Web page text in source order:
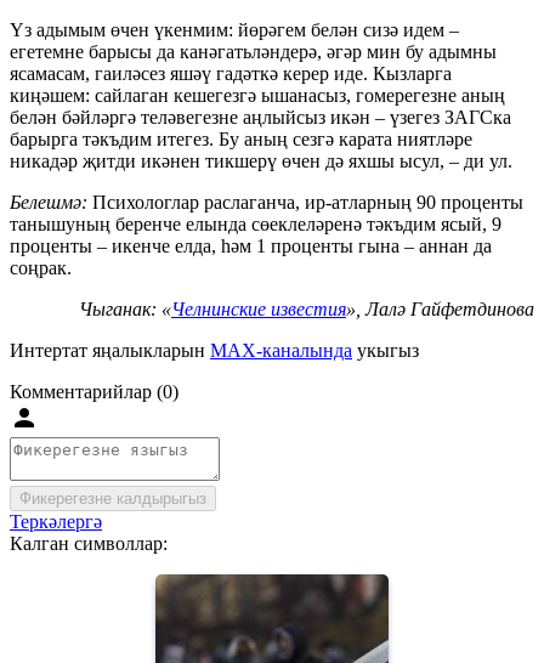
Үз адымым өчен үкенмим: йөрәгем белән сизә идем –
егетемне барысы да канәгатьләндерә, әгәр мин бу адымны
ясамасам, гаиләсез яшәү гадәткә керер иде. Кызларга
киңәшем: сайлаган кешегезгә ышанасыз, гомерегезне аның
белән бәйләргә теләвегезне аңлыйсыз икән – үзегез ЗАГСка
барырга тәкъдим итегез. Бу аның сезгә карата ниятләре
никадәр җитди икәнен тикшерү өчен дә яхшы ысул, – ди ул.
Белешмә: Психологлар раслаганча, ир-атларның 90 проценты
танышуның беренче елында сөеклеләренә тәкъдим ясый, 9
проценты – икенче елда, һәм 1 проценты гына – аннан да
соңрак.
Чыганак: «Челнинские известия», Лалә Гайфетдинова
Интертат яңалыкларын MAX-каналында укыгыз
Комментарийлар (0)
Фикерегезне калдырыгыз
Теркәлергә
Калган символлар: